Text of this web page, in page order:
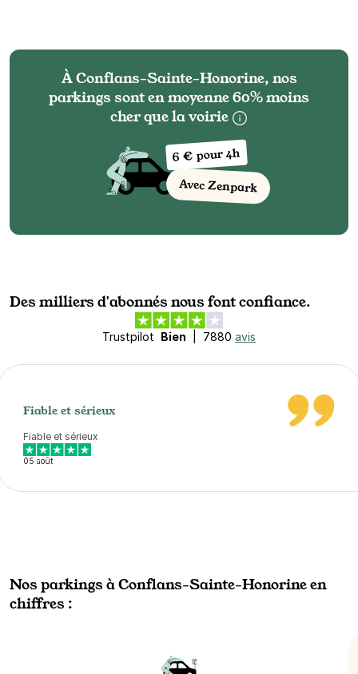
À Conflans-Sainte-Honorine, nos
parkings sont en moyenne 60% moins
cher que la voirie
6 € pour 4h
Avec Zenpark
Des milliers d'abonnés nous font confiance.
Trustpilot Bien 7880 avis
Fiable et sérieux
Fiable et sérieux
05 août
Nos parkings à Conflans-Sainte-Honorine en
chiffres :